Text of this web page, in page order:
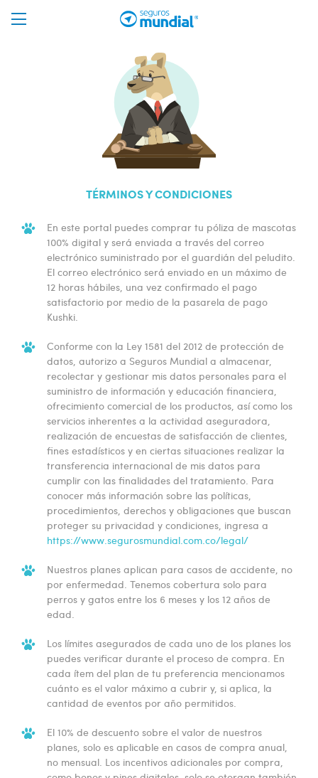
TÉRMINOS Y CONDICIONES
En este portal puedes comprar tu póliza de mascotas
100% digital y será enviada a través del correo
electrónico suministrado por el guardián del peludito.
El correo electrónico será enviado en un máximo de
12 horas hábiles, una vez confirmado el pago
satisfactorio por medio de la pasarela de pago
Kushki.
Conforme con la Ley 1581 del 2012 de protección de
datos, autorizo a Seguros Mundial a almacenar,
recolectar y gestionar mis datos personales para el
suministro de información y educación financiera,
ofrecimiento comercial de los productos, así como los
servicios inherentes a la actividad aseguradora,
realización de encuestas de satisfacción de clientes,
fines estadísticos y en ciertas situaciones realizar la
transferencia internacional de mis datos para
cumplir con las finalidades del tratamiento. Para
conocer más información sobre las políticas,
procedimientos, derechos y obligaciones que buscan
proteger su privacidad y condiciones, ingresa a
https://www.segurosmundial.com.co/legal/
Nuestros planes aplican para casos de accidente, no
por enfermedad. Tenemos cobertura solo para
perros y gatos entre los 6 meses y los 12 años de
edad.
Los límites asegurados de cada uno de los planes los
puedes verificar durante el proceso de compra. En
cada ítem del plan de tu preferencia mencionamos
cuánto es el valor máximo a cubrir y, si aplica, la
cantidad de eventos por año permitidos.
El 10% de descuento sobre el valor de nuestros
planes, solo es aplicable en casos de compra anual,
no mensual. Los incentivos adicionales por compra,